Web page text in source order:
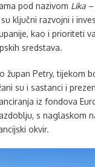
pod nazivom Lika
ključni razvojni i
kao i prioriteti
sredstava.
župan Petry, tijekom
su i sastanci i
iz fondova
s naglaskom
okvir.